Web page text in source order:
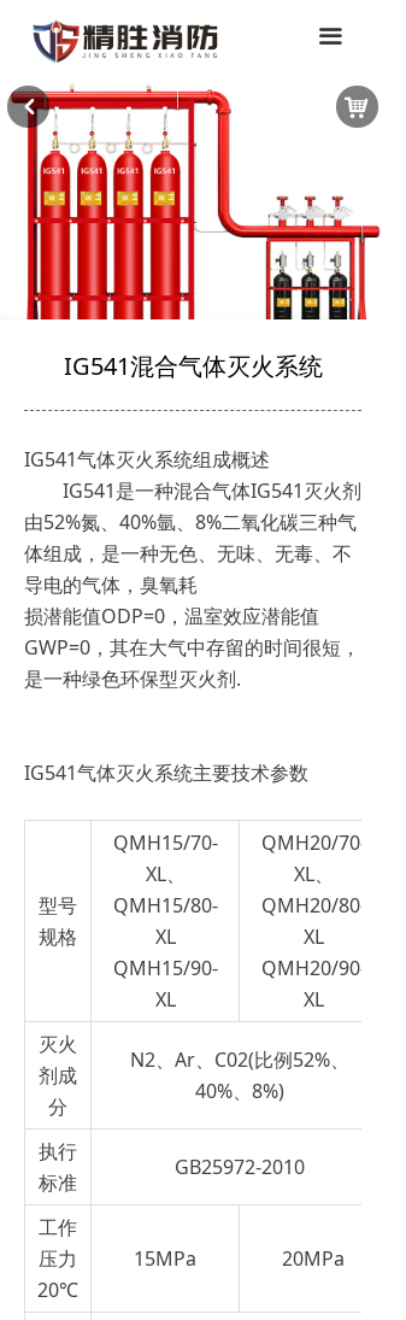
끀
IG541混合气体灭火系统
IG541气体灭火系统组成概述
IG541是一种混合气体IG541灭火剂
由52%氮、40%氩、8%二氧化碳三种气
体组成，是一种无色、无味、无毒、不
导电的气体，臭氧耗
损潜能值ODP=0，温室效应潜能值
GWP=0，其在大气中存留的时间很短，
是一种绿色环保型灭火剂.
IG541气体灭火系统主要技术参数
型号
规格
QMH15/70-
XL、
QMH15/80-
XL
QMH15/90-
XL
QMH20/70-
XL、
QMH20/80-
XL
QMH20/90-
XL
灭火
剂成
分
N2、Ar、C02(比例52%、
40%、8%)
执行
标准
GB25972-2010
工作
压力
20℃
15MPa 20MPa
낙
낒